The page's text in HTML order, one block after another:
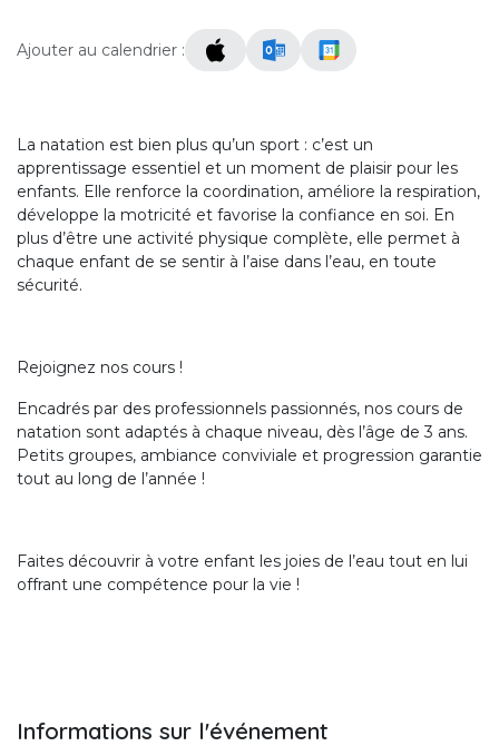
Ajouter au calendrier :
La natation est bien plus qu’un sport : c’est un
apprentissage essentiel et un moment de plaisir pour les
enfants. Elle renforce la coordination, améliore la respiration,
développe la motricité et favorise la confiance en soi. En
plus d’être une activité physique complète, elle permet à
chaque enfant de se sentir à l’aise dans l’eau, en toute
sécurité.
Rejoignez nos cours !
Encadrés par des professionnels passionnés, nos cours de
natation sont adaptés à chaque niveau, dès l’âge de 3 ans.
Petits groupes, ambiance conviviale et progression garantie
tout au long de l’année !
Faites découvrir à votre enfant les joies de l’eau tout en lui
offrant une compétence pour la vie !
Informations sur l'événement